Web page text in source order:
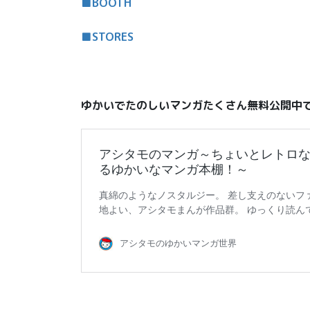
■STORES
ゆかいでたのしいマンガたくさん無料公開中